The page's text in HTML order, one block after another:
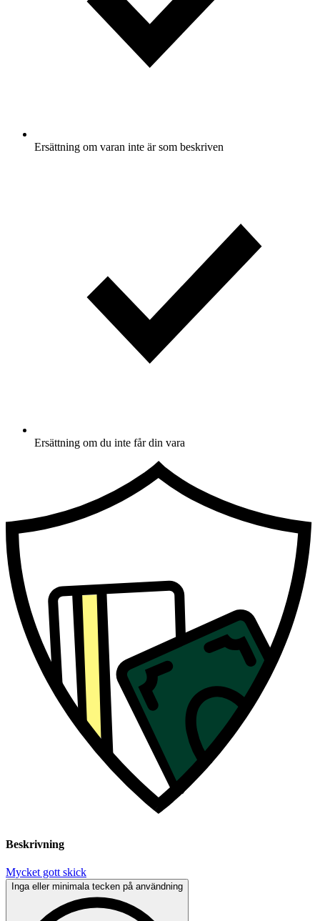
Ersättning om varan inte är som beskriven
Ersättning om du inte får din vara
Beskrivning
Mycket gott skick
Inga eller minimala tecken på användning